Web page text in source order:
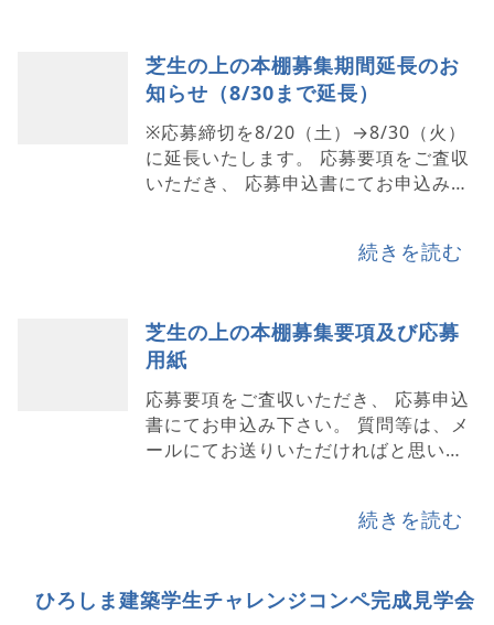
芝生の上の本棚募集期間延長のお
知らせ（8/30まで延長）
※応募締切を8/20（土）→8/30（火）
に延長いたします。 応募要項をご査収
いただき、 応募申込書にてお申込み下
きますよう、よろしくお願いいたし
続きを読む
芝生の上の本棚募集要項及び応募
用紙
応募要項をご査収いただき、 応募申込
書にてお申込み下さい。 質問等は、メ
ールにてお送りいただければと思いま
続きを読む
ひろしま建築学生チャレンジコンペ完成見学会